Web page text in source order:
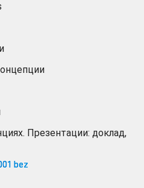
Презентации: доклад,